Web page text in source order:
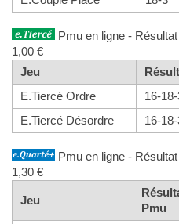
Pmu en ligne -
1,00 €
Jeu
E.Tiercé Ordre
16-
E.Tiercé Désordre
16-
Pmu en ligne -
1,30 €
Jeu
Pmu